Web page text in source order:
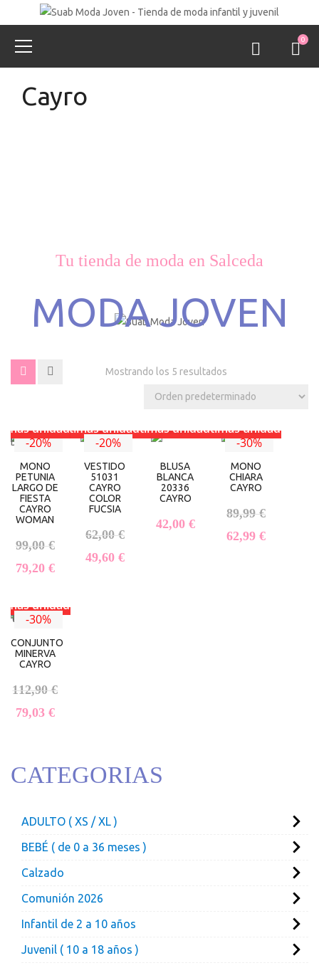
0
Cayro
Tu tienda de moda en Salceda
MODA JOVEN
Mostrando los 5 resultados
-20%
unidades
MONO
PETUNIA
LARGO DE
FIESTA
CAYRO
WOMAN
99,00€El precio original era: 99,00 €.
79,20 € El precio actual es: 79,20 €.
Últimas unidades
-20%
VESTIDO
51031
CAYRO
COLOR
FUCSIA
62,00€El precio original era: 62,00 €.
49,60 €
Últimas unidades
BLUSA
BLANCA
20336
CAYRO
42,00 €
-30%
Últimas unidades
MONO
CHIARA
CAYRO
89,99€El precio
62,99 €
unidades
-30%
CONJUNTO
MINERVA
CAYRO
112,90€
El precio original era: 112,90 €.
79,03 €
CATEGORIAS
ADULTO ( XS / XL )
BEBÉ ( de 0 a 36 meses )
Calzado
Comunión 2026
Infantil de 2 a 10 años
Juvenil ( 10 a 18 años )